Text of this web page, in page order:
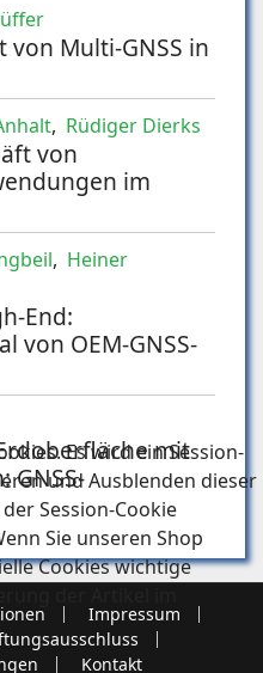
Multi-GNSS in
, Rüdiger Dierks
von
im
, Heiner
End:
von OEM-GNSS-
mit
GNSS-
Impressum
Kontakt
Es wird ein Session-
und Ausblenden dieser
Session-Cookie
Sie unseren Shop
Cookies wichtige